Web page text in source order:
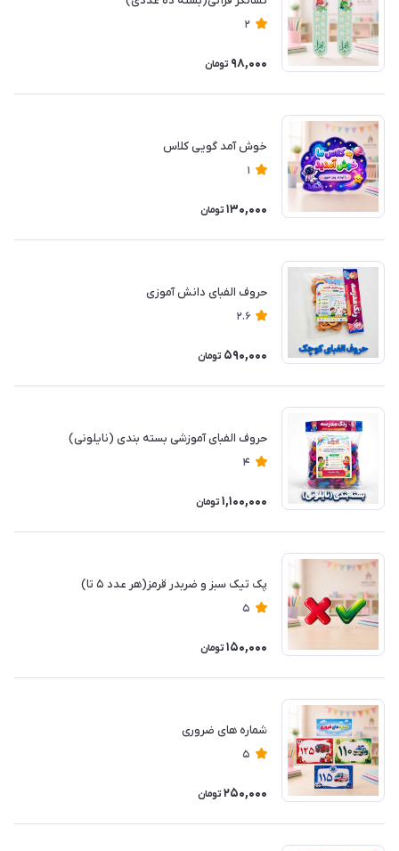
2
98,000 تومان
خوش آمد گویی کلاس
1
130,000 تومان
حروف الفبای دانش آموزی
2.6
590,000 تومان
حروف الفبای آموزشی بسته بندی (نایلونی)
4
1,100,000 تومان
پک تیک سبز و ضربدر قرمز(هر عدد ۵ تا)
5
150,000 تومان
شماره های ضروری
5
250,000 تومان